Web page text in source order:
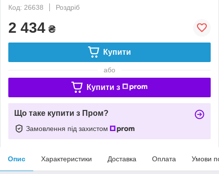
Код: 26638
Роздріб
2 434 ₴
Купити
або
Купити з
Що таке купити з Пром?
Замовлення під захистом
Опис Характеристики Доставка Оплата Умови